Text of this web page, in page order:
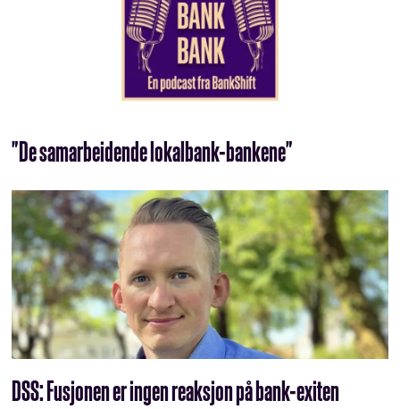
"De samarbeidende lokalbank-bankene"
DSS: Fusjonen er ingen reaksjon på bank-exiten